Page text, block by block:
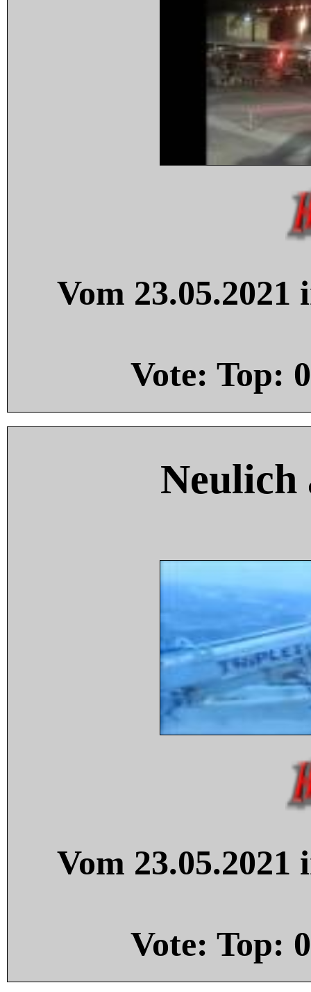
Vom
Vote: Top: 0
Neulich
Vom
Vote: Top: 0